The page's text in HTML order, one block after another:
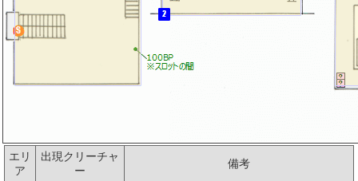
エリ
ア
出現クリーチャ
ー
備考